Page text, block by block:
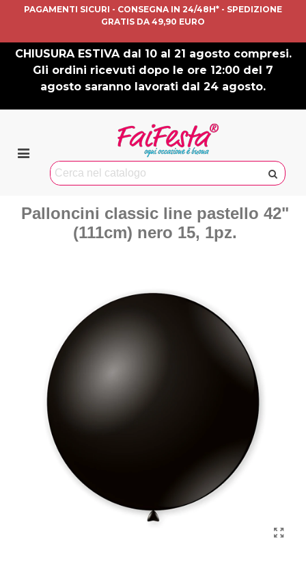
PAGAMENTI SICURI - CONSEGNA IN 24/48H* - SPEDIZIONE
GRATIS DA 49,90 EURO
CHIUSURA ESTIVA dal 10 al 21 agosto compresi.
Gli ordini ricevuti dopo le ore 12:00 del 7
agosto saranno lavorati dal 24 agosto.
Palloncini classic line pastello 42"
(111cm) nero 15, 1pz.